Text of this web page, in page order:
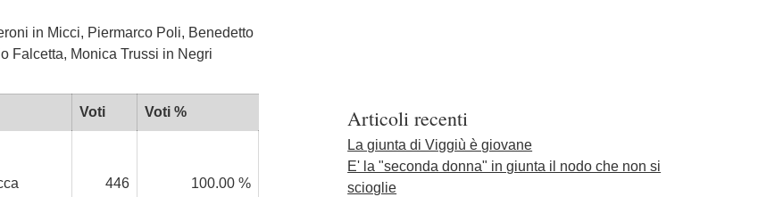
in Micci, Piermarco Poli, Benedetto
Falcetta, Monica Trussi in Negri
Voti Voti %
446 100.00 %
Articoli recenti
La giunta di Viggiù è giovane
E' la "seconda donna" in giunta il nodo che non si
scioglie